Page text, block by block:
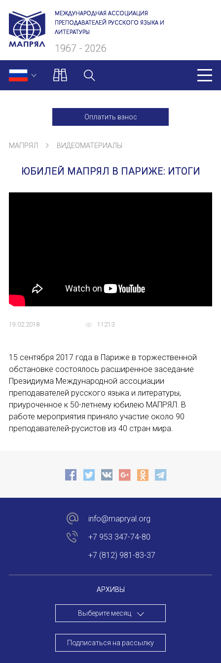
МЕЖДУНАРОДНАЯ АССОЦИАЦИЯ
ПРЕПОДАВАТЕЛЕЙ РУССКОГО ЯЗЫКА И
ЛИТЕРАТУРЫ
1967 - 2026
Оплатить взнос
О нас
Президиум
Ревизионная комиссия
Секретариат
История МАПРЯЛ
Медаль А. С. Пушкина
МЕРОПРИЯТИЯ
Мероприятия МАПРЯЛ на 2026 год
50 лет МАПРЯЛ
Архив мероприятий
КОНГРЕССЫ
XIV КОНГРЕСС МАПРЯЛ
XV КОНГРЕСС МАПРЯЛ
XVI КОНГРЕСС МАПРЯЛ
РУССКИЙ ЯЗЫК В МИРЕ
ПРОЕКТЫ
Научно-практические семинары по
Международная конференция по РКИ в
МАПРЯЛ ВИДЕОМАТЕРИАЛЫ
ЮБИЛЕЙ МАПРЯЛ В ПАРИЖЕ: ИТОГИ
19.02.2018 11213
15 сентября 2017 года в Париже в торжественной
обстановке состоялось расширенное заседание
Президиума Международной ассоциации
преподавателей русского языка и литературы,
приуроченное к 50-летнему юбилею МАПРЯЛ. В
работе мероприятия приняло участие около 90
преподавателей-русистов из 40 стран мира.
АРХИВЫ
Выберите месяц
Подписаться на рассылку
info@mapryal.org
+7 953 347-74-80
+7 (812) 981-83-37
ИМЯ
СООБЩЕНИЕ
Отправить
Подписаться